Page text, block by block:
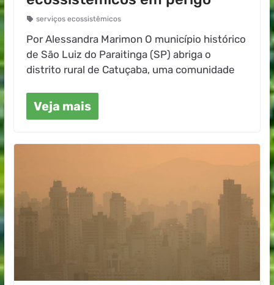
serviços ecossistêmicos
Por Alessandra Marimon O município histórico
de São Luiz do Paraitinga (SP) abriga o
distrito rural de Catuçaba, uma comunidade
Veja mais